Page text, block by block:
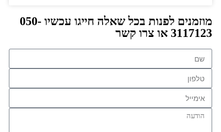
מוזמנים לפנות בכל שאלה חייגו עכשיו 050-
3117123 או צרו קשר